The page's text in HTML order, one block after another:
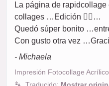
La página de
collages …Edición 👍🏻…
Quedó súper bonito
Con gusto otra vez
- Michaela
Impresión Fotocollage